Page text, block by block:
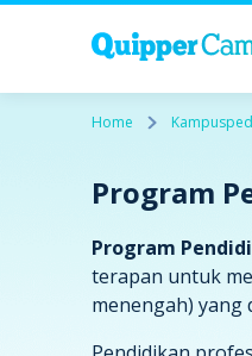
Home
Program
Program
terapan untuk
menengah) yang